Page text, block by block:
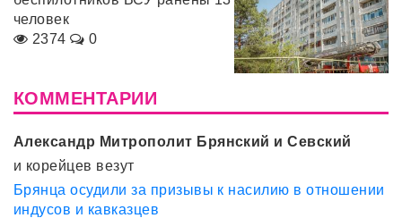
человек
2374
0
КОММЕНТАРИИ
Александр Митрополит Брянский и Севский
и корейцев везут
Брянца осудили за призывы к насилию в отношении
индусов и кавказцев